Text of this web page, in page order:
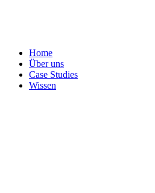
Home
Über uns
Case Studies
Wissen